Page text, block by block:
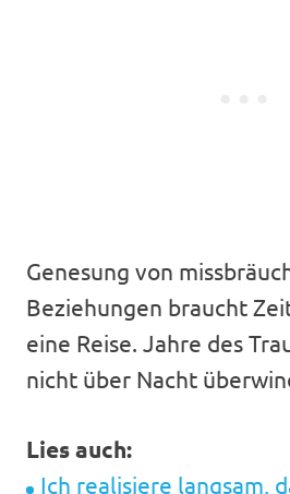
Genesung von
Beziehungen braucht
eine Reise. Jahre des
nicht über Nacht
Lies auch:
Ich realisiere langsam,